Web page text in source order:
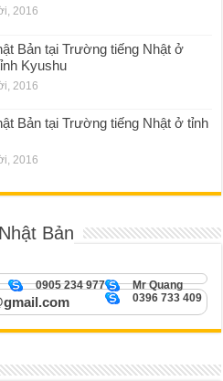
2016
Bản tại Trường tiếng Nhật ở
Kyushu
2016
Bản tại Trường tiếng Nhật ở tỉnh
2016
Bản
Mr Quang
0905 234 977
0396 733 409